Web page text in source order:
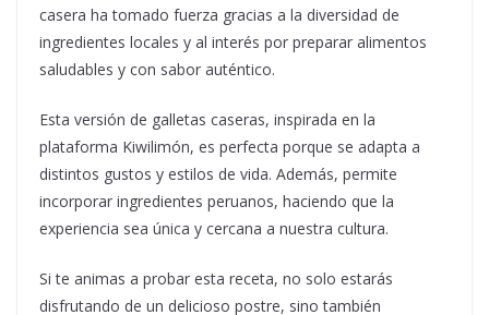
casera ha tomado fuerza gracias a la diversidad de
ingredientes locales y al interés por preparar alimentos
saludables y con sabor auténtico.
Esta versión de galletas caseras, inspirada en la
plataforma Kiwilimón, es perfecta porque se adapta a
distintos gustos y estilos de vida. Además, permite
incorporar ingredientes peruanos, haciendo que la
experiencia sea única y cercana a nuestra cultura.
Si te animas a probar esta receta, no solo estarás
disfrutando de un delicioso postre, sino también